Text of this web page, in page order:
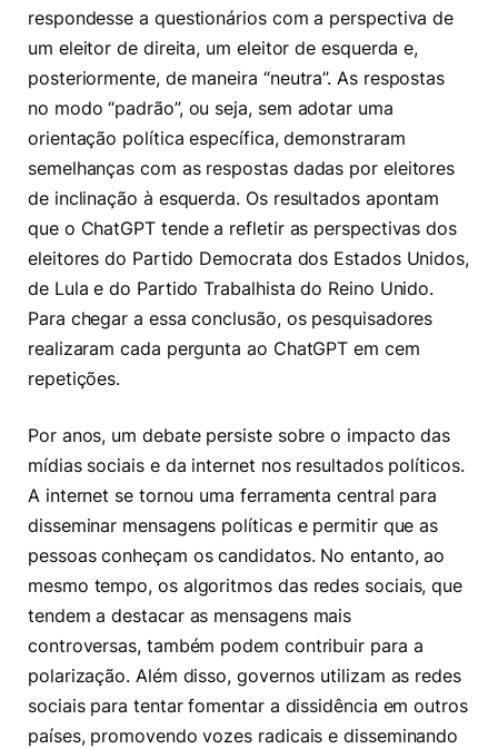
respondesse a questionários com a perspectiva de
um eleitor de direita, um eleitor de esquerda e,
posteriormente, de maneira “neutra”. As respostas
no modo “padrão”, ou seja, sem adotar uma
orientação política específica, demonstraram
semelhanças com as respostas dadas por eleitores
de inclinação à esquerda. Os resultados apontam
que o ChatGPT tende a refletir as perspectivas dos
eleitores do Partido Democrata dos Estados Unidos,
de Lula e do Partido Trabalhista do Reino Unido.
Para chegar a essa conclusão, os pesquisadores
realizaram cada pergunta ao ChatGPT em cem
repetições.
Por anos, um debate persiste sobre o impacto das
mídias sociais e da internet nos resultados políticos.
A internet se tornou uma ferramenta central para
disseminar mensagens políticas e permitir que as
pessoas conheçam os candidatos. No entanto, ao
mesmo tempo, os algoritmos das redes sociais, que
tendem a destacar as mensagens mais
controversas, também podem contribuir para a
polarização. Além disso, governos utilizam as redes
sociais para tentar fomentar a dissidência em outros
países, promovendo vozes radicais e disseminando